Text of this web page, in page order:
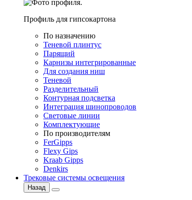
Профиль для гипсокартона
По назначению
Теневой плинтус
Парящий
Карнизы интегрированные
Для создания ниш
Теневой
Разделительный
Контурная подсветка
Интеграция шинопроводов
Световые линии
Комплектующие
По производителям
FerGipps
Flexy Gips
Kraab Gipps
Denkirs
Трековые системы освещения
Назад